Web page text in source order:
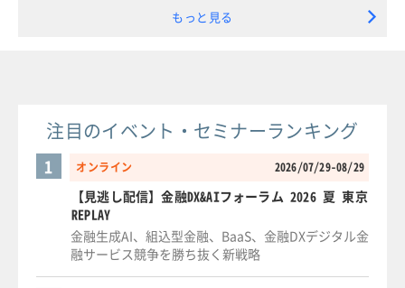
もっと見る
注目のイベント・セミナーランキング
オンライン 2026/07/29-08/29
1
【見逃し配信】金融DX&AIフォーラム 2026 夏 東京
REPLAY
金融生成AI、組込型金融、BaaS、金融DXデジタル金
融サービス競争を勝ち抜く新戦略